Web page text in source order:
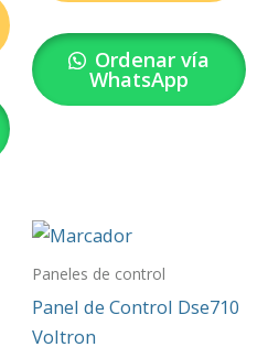
Ordenar vía
WhatsApp
Paneles de control
Panel de Control Dse710
Voltron